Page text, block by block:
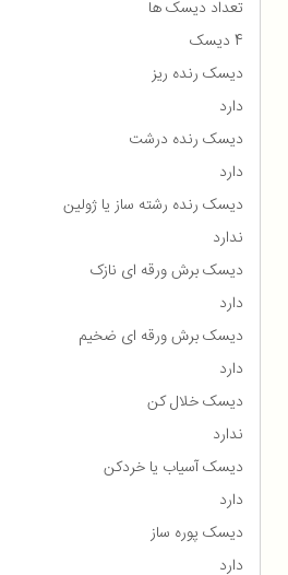
تعداد دیسک ها
4 دیسک
دیسک رنده ریز
دارد
دیسک رنده درشت
دارد
دیسک رنده رشته ساز یا ژولین
ندارد
دیسک برش ورقه ای نازک
دارد
دیسک برش ورقه ای ضخیم
دارد
دیسک خلال کن
ندارد
دیسک آسیاب یا خردکن
دارد
دیسک پوره ساز
دارد